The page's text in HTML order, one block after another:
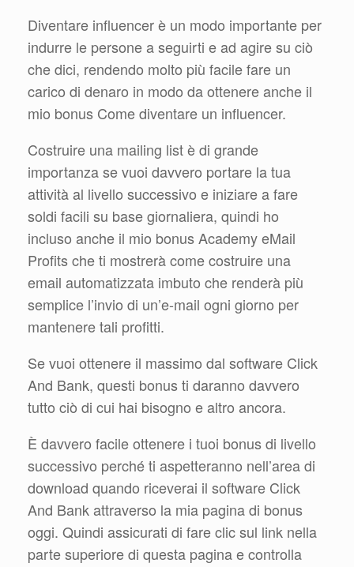
Diventare influencer è un modo importante per
indurre le persone a seguirti e ad agire su ciò
che dici, rendendo molto più facile fare un
carico di denaro in modo da ottenere anche il
mio bonus Come diventare un influencer.
Costruire una mailing list è di grande
importanza se vuoi davvero portare la tua
attività al livello successivo e iniziare a fare
soldi facili su base giornaliera, quindi ho
incluso anche il mio bonus Academy eMail
Profits che ti mostrerà come costruire una
email automatizzata imbuto che renderà più
semplice l’invio di un’e-mail ogni giorno per
mantenere tali profitti.
Se vuoi ottenere il massimo dal software Click
And Bank, questi bonus ti daranno davvero
tutto ciò di cui hai bisogno e altro ancora.
È davvero facile ottenere i tuoi bonus di livello
successivo perché ti aspetteranno nell’area di
download quando riceverai il software Click
And Bank attraverso la mia pagina di bonus
oggi. Quindi assicurati di fare clic sul link nella
parte superiore di questa pagina e controlla